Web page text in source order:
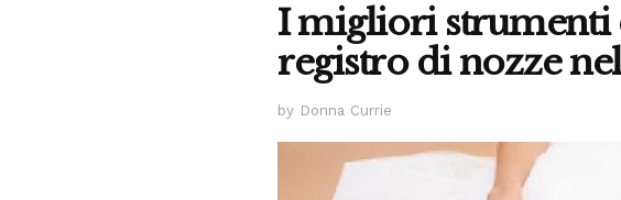
I migliori strumenti
registro di nozze
by Donna Currie